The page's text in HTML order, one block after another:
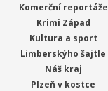
Komerční reportáže
Krimi Západ
Kultura a sport
Limberskýho šajtle
Náš kraj
Plzeň v kostce